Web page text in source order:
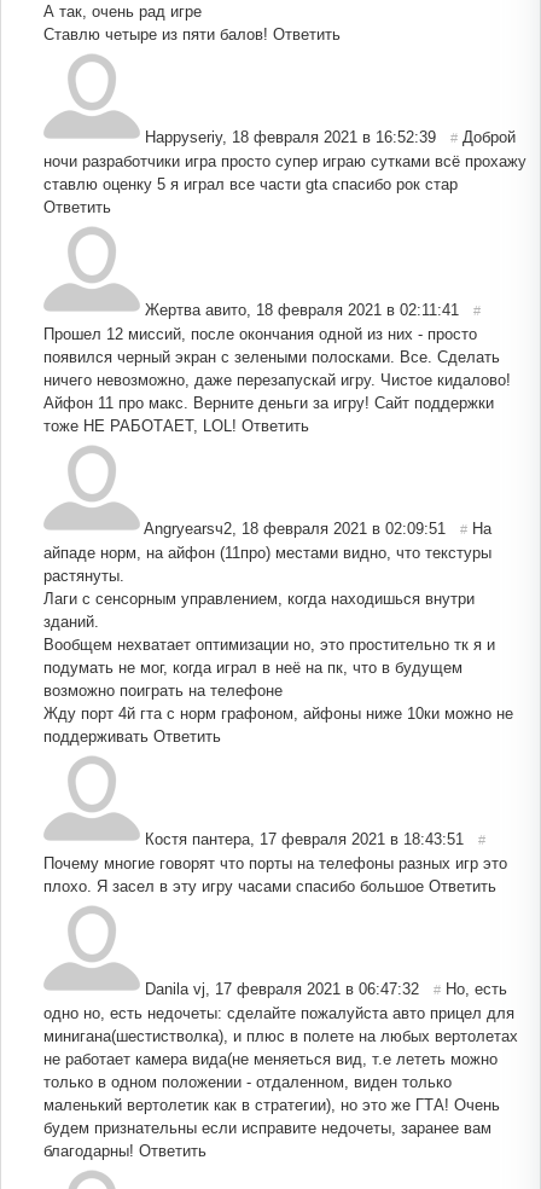
А так, очень рад игре
Ставлю четыре из пяти балов! Ответить
Happyseriy, 18 февраля 2021 в 16:52:39 # Доброй
ночи разработчики игра просто супер играю сутками всё прохажу
ставлю оценку 5 я играл все части gta спасибо рок стар
Ответить
Жертва авито, 18 февраля 2021 в 02:11:41 #
Прошел 12 миссий, после окончания одной из них - просто
появился черный экран с зелеными полосками. Все. Сделать
ничего невозможно, даже перезапускай игру. Чистое кидалово!
Айфон 11 про макс. Верните деньги за игру! Сайт поддержки
тоже НЕ РАБОТАЕТ, LOL! Ответить
Angryearsч2, 18 февраля 2021 в 02:09:51 # На
айпаде норм, на айфон (11про) местами видно, что текстуры
растянуты.
Лаги с сенсорным управлением, когда находишься внутри
зданий.
Вообщем нехватает оптимизации но, это простительно тк я и
подумать не мог, когда играл в неё на пк, что в будущем
возможно поиграть на телефоне
Жду порт 4й гта с норм графоном, айфоны ниже 10ки можно не
поддерживать Ответить
Костя пантера, 17 февраля 2021 в 18:43:51 #
Почему многие говорят что порты на телефоны разных игр это
плохо. Я засел в эту игру часами спасибо большое Ответить
Danila vj, 17 февраля 2021 в 06:47:32 # Но, есть
одно но, есть недочеты: сделайте пожалуйста авто прицел для
минигана(шестистволка), и плюс в полете на любых вертолетах
не работает камера вида(не меняеться вид, т.е лететь можно
только в одном положении - отдаленном, виден только
маленький вертолетик как в стратегии), но это же ГТА! Очень
будем признательны если исправите недочеты, заранее вам
благодарны! Ответить